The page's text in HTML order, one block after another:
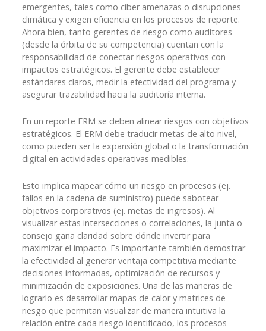
emergentes, tales como ciber amenazas o disrupciones
climática y exigen eficiencia en los procesos de reporte.
Ahora bien, tanto gerentes de riesgo como auditores
(desde la órbita de su competencia) cuentan con la
responsabilidad de conectar riesgos operativos con
impactos estratégicos. El gerente debe establecer
estándares claros, medir la efectividad del programa y
asegurar trazabilidad hacia la auditoría interna.
En un reporte ERM se deben alinear riesgos con objetivos
estratégicos. El ERM debe traducir metas de alto nivel,
como pueden ser la expansión global o la transformación
digital en actividades operativas medibles.
Esto implica mapear cómo un riesgo en procesos (ej.
fallos en la cadena de suministro) puede sabotear
objetivos corporativos (ej. metas de ingresos). Al
visualizar estas intersecciones o correlaciones, la junta o
consejo gana claridad sobre dónde invertir para
maximizar el impacto. Es importante también demostrar
la efectividad al generar ventaja competitiva mediante
decisiones informadas, optimización de recursos y
minimización de exposiciones. Una de las maneras de
lograrlo es desarrollar mapas de calor y matrices de
riesgo que permitan visualizar de manera intuitiva la
relación entre cada riesgo identificado, los procesos